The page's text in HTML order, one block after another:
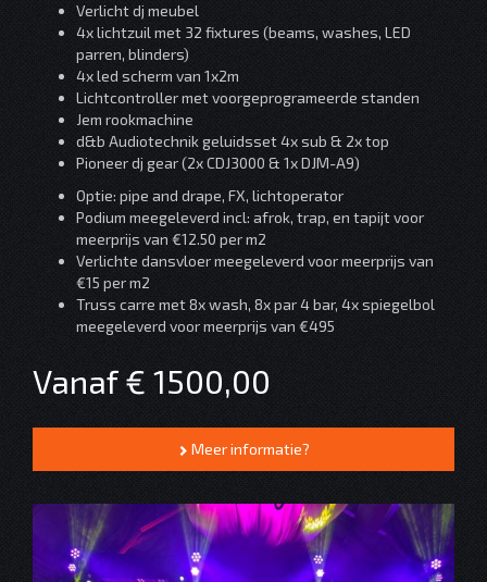
Verlicht dj meubel
4x lichtzuil met 32 fixtures (beams, washes, LED
parren, blinders)
4x led scherm van 1x2m
Lichtcontroller met voorgeprogrameerde standen
Jem rookmachine
d&b Audiotechnik geluidsset 4x sub & 2x top
Pioneer dj gear (2x CDJ3000 & 1x DJM-A9)
Optie: pipe and drape, FX, lichtoperator
Podium meegeleverd incl: afrok, trap, en tapijt voor
meerprijs van €12.50 per m2
Verlichte dansvloer meegeleverd voor meerprijs van
€15 per m2
Truss carre met 8x wash, 8x par 4 bar, 4x spiegelbol
meegeleverd voor meerprijs van €495
Vanaf € 1500,00
Meer informatie?